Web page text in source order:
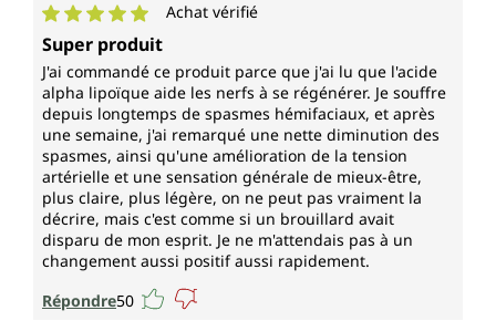
Note moyenne de 5 sur 5 étoiles
Achat vérifié
Super produit
J'ai commandé ce produit parce que j'ai lu que l'acide
alpha lipoïque aide les nerfs à se régénérer. Je souffre
depuis longtemps de spasmes hémifaciaux, et après
une semaine, j'ai remarqué une nette diminution des
spasmes, ainsi qu'une amélioration de la tension
artérielle et une sensation générale de mieux-être,
plus claire, plus légère, on ne peut pas vraiment la
décrire, mais c'est comme si un brouillard avait
disparu de mon esprit. Je ne m'attendais pas à un
changement aussi positif aussi rapidement.
Répondre50